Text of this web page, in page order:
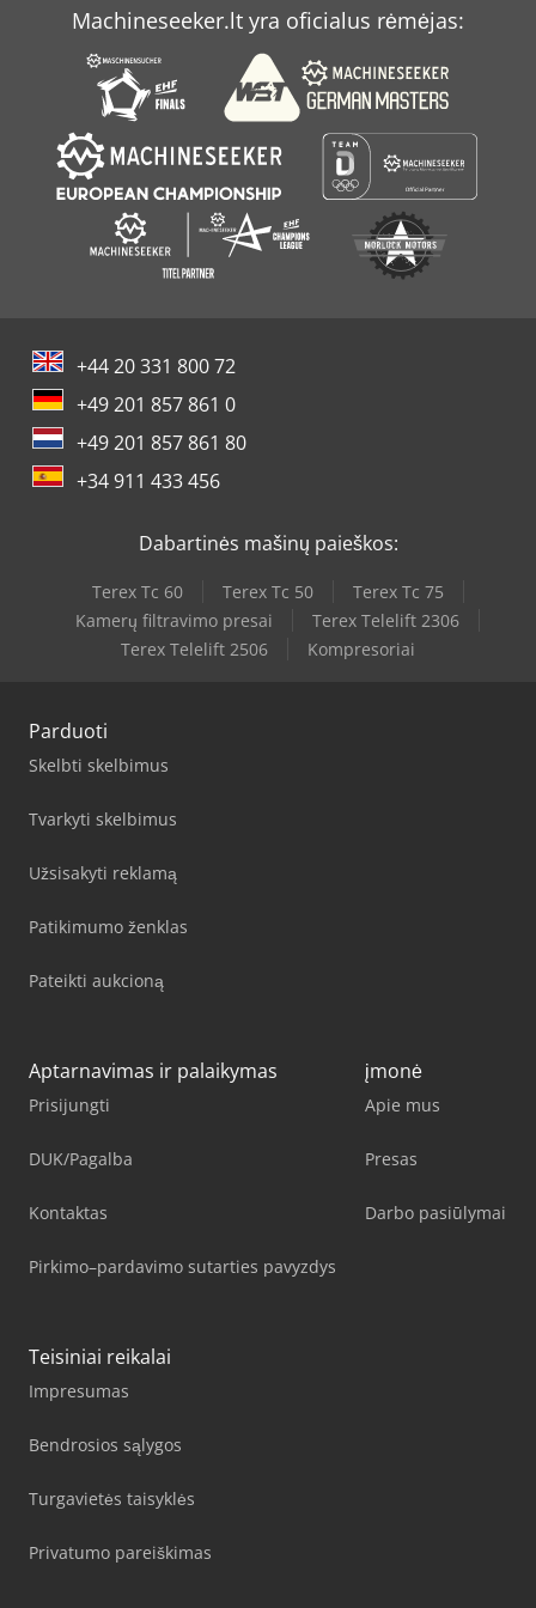
Machineseeker.lt yra oficialus rėmėjas:
+44 20 331 800 72
+49 201 857 861 0
+49 201 857 861 80
+34 911 433 456
Dabartinės mašinų paieškos:
Terex Tc 60 Terex Tc 50
Terex Tc 75
Kamerų filtravimo presai
Terex Telelift 2306
Terex Telelift 2506
Kompresoriai
Parduoti
Skelbti skelbimus
Tvarkyti skelbimus
Užsisakyti reklamą
Patikimumo ženklas
Pateikti aukcioną
Aptarnavimas ir palaikymas
Prisijungti
DUK/Pagalba
Kontaktas
Pirkimo–pardavimo sutarties pavyzdys
įmonė
Apie mus
Presas
Darbo pasiūlymai
Teisiniai reikalai
Impresumas
Bendrosios sąlygos
Turgavietės taisyklės
Privatumo pareiškimas